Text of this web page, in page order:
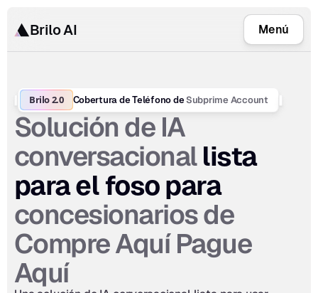
Brilo AI Menú
Brilo 2.0 Cobertura de Teléfono de Subprime Account
Solución de IA
conversacional lista
para el foso para
concesionarios de
Compre Aquí Pague
Aquí